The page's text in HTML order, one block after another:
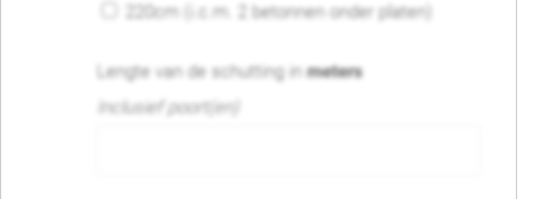
220cm (i.c.m. 2 betonnen onder platen)
Lengte van de schutting inmeters
Inclusief poort(en)